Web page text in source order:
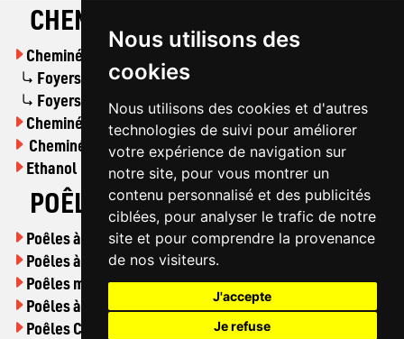
Nous utilisons des
cookies
Nous utilisons des cookies et d'autres
technologies de suivi pour améliorer
votre expérience de navigation sur
notre site, pour vous montrer un
contenu personnalisé et des publicités
ciblées, pour analyser le trafic de notre
site et pour comprendre la provenance
de nos visiteurs.
J'accepte
Je refuse
CHEMINÉES
Cheminées à bois
Foyers bois fermés
Foyers bois ouverts
Cheminées électriques
Cheminées à gaz
Ethanol
POÊLES
Poêles à bois
Poêles à granulés
Poêles mixtes
Poêles à gaz
Poêles Cuisinières